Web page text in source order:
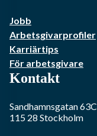
Jobb
Arbetsgivarprofiler
Karriärtips
För arbetsgivare
Kontakt
Sandhamnsgatan 63C
115 28 Stockholm